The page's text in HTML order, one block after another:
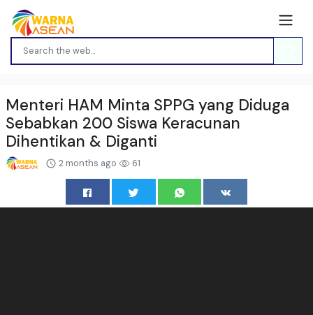
Menteri HAM Minta SPPG yang Diduga
Sebabkan 200 Siswa Keracunan
Dihentikan & Diganti
2 months ago 61